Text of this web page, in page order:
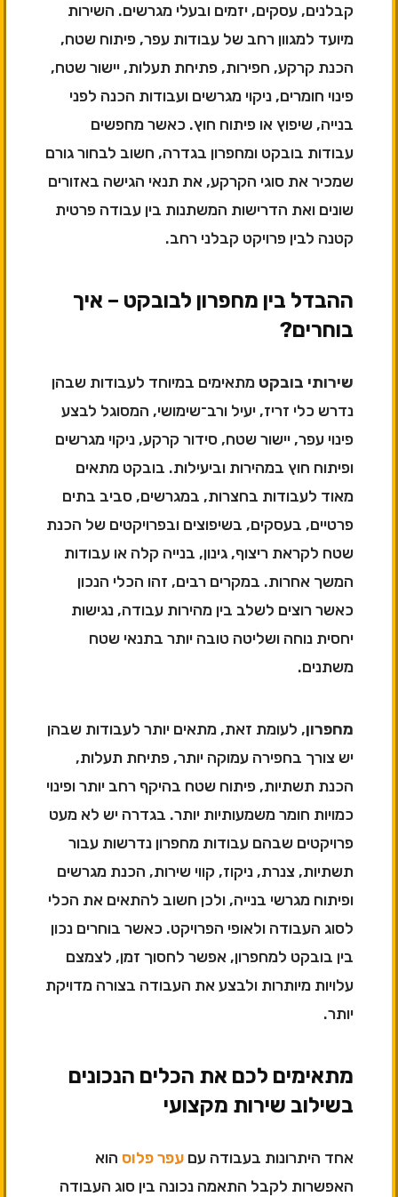
קבלנים, עסקים, יזמים ובעלי מגרשים. השירות
מיועד למגוון רחב של עבודות עפר, פיתוח שטח,
הכנת קרקע, חפירות, פתיחת תעלות, יישור שטח,
פינוי חומרים, ניקוי מגרשים ועבודות הכנה לפני
בנייה, שיפוץ או פיתוח חוץ. כאשר מחפשים
עבודות בובקט ומחפרון בגדרה, חשוב לבחור גורם
שמכיר את סוגי הקרקע, את תנאי הגישה באזורים
שונים ואת הדרישות המשתנות בין עבודה פרטית
קטנה לבין פרויקט קבלני רחב.
ההבדל בין מחפרון לבובקט – איך
בוחרים?
שירותי בובקט מתאימים במיוחד לעבודות שבהן
נדרש כלי זריז, יעיל ורב־שימושי, המסוגל לבצע
פינוי עפר, יישור שטח, סידור קרקע, ניקוי מגרשים
ופיתוח חוץ במהירות וביעילות. בובקט מתאים
מאוד לעבודות בחצרות, במגרשים, סביב בתים
פרטיים, בעסקים, בשיפוצים ובפרויקטים של הכנת
שטח לקראת ריצוף, גינון, בנייה קלה או עבודות
המשך אחרות. במקרים רבים, זהו הכלי הנכון
כאשר רוצים לשלב בין מהירות עבודה, נגישות
יחסית נוחה ושליטה טובה יותר בתנאי שטח
משתנים.
מחפרון, לעומת זאת, מתאים יותר לעבודות שבהן
יש צורך בחפירה עמוקה יותר, פתיחת תעלות,
הכנת תשתיות, פיתוח שטח בהיקף רחב יותר ופינוי
כמויות חומר משמעותיות יותר. בגדרה יש לא מעט
פרויקטים שבהם עבודות מחפרון נדרשות עבור
תשתיות, צנרת, ניקוז, קווי שירות, הכנת מגרשים
ופיתוח מגרשי בנייה, ולכן חשוב להתאים את הכלי
לסוג העבודה ולאופי הפרויקט. כאשר בוחרים נכון
בין בובקט למחפרון, אפשר לחסוך זמן, לצמצם
עלויות מיותרות ולבצע את העבודה בצורה מדויקת
יותר.
מתאימים לכם את הכלים הנכונים
בשילוב שירות מקצועי
אחד היתרונות בעבודה עםעפר פלוס הוא
האפשרות לקבל התאמה נכונה בין סוג העבודה